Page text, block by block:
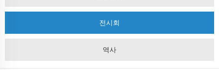
전시회
역사